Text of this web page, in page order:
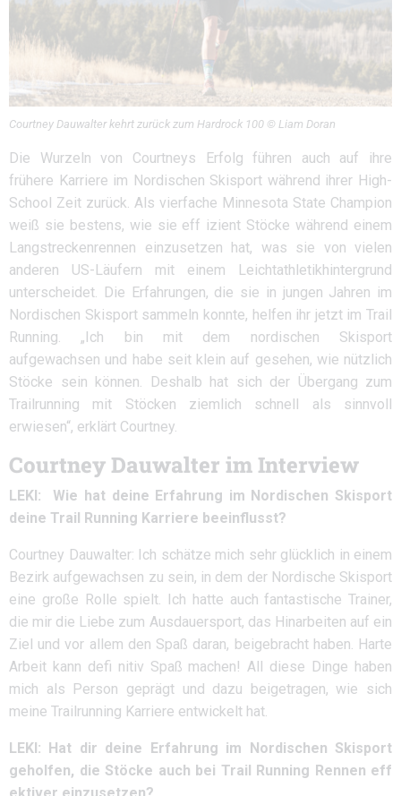
Courtney Dauwalter kehrt zurück zum Hardrock 100 © Liam Doran
Die Wurzeln von Courtneys Erfolg führen auch auf ihre
frühere Karriere im Nordischen Skisport während ihrer High-
School Zeit zurück. Als vierfache Minnesota State Champion
weiß sie bestens, wie sie eff izient Stöcke während einem
Langstreckenrennen einzusetzen hat, was sie von vielen
anderen US-Läufern mit einem Leichtathletikhintergrund
unterscheidet. Die Erfahrungen, die sie in jungen Jahren im
Nordischen Skisport sammeln konnte, helfen ihr jetzt im Trail
Running. „Ich bin mit dem nordischen Skisport
aufgewachsen und habe seit klein auf gesehen, wie nützlich
Stöcke sein können. Deshalb hat sich der Übergang zum
Trailrunning mit Stöcken ziemlich schnell als sinnvoll
erwiesen“, erklärt Courtney.
Courtney Dauwalter im Interview
LEKI: Wie hat deine Erfahrung im Nordischen Skisport
deine Trail Running Karriere beeinflusst?
Courtney Dauwalter: Ich schätze mich sehr glücklich in einem
Bezirk aufgewachsen zu sein, in dem der Nordische Skisport
eine große Rolle spielt. Ich hatte auch fantastische Trainer,
die mir die Liebe zum Ausdauersport, das Hinarbeiten auf ein
Ziel und vor allem den Spaß daran, beigebracht haben. Harte
Arbeit kann defi nitiv Spaß machen! All diese Dinge haben
mich als Person geprägt und dazu beigetragen, wie sich
meine Trailrunning Karriere entwickelt hat.
LEKI: Hat dir deine Erfahrung im Nordischen Skisport
geholfen, die Stöcke auch bei Trail Running Rennen eff